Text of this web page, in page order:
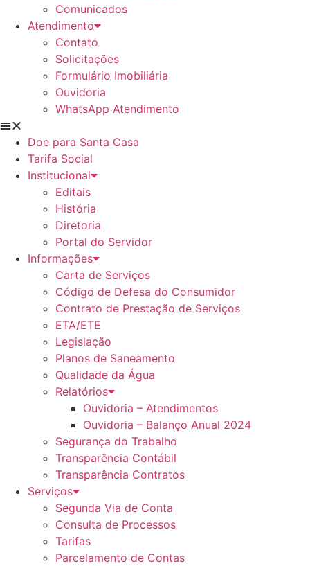
Comunicados
Atendimento
Contato
Solicitações
Formulário Imobiliária
Ouvidoria
WhatsApp Atendimento
Doe para Santa Casa
Tarifa Social
Institucional
Editais
História
Diretoria
Portal do Servidor
Informações
Carta de Serviços
Código de Defesa do Consumidor
Contrato de Prestação de Serviços
ETA/ETE
Legislação
Planos de Saneamento
Qualidade da Água
Relatórios
Ouvidoria – Atendimentos
Ouvidoria – Balanço Anual 2024
Segurança do Trabalho
Transparência Contábil
Transparência Contratos
Serviços
Segunda Via de Conta
Consulta de Processos
Tarifas
Parcelamento de Contas